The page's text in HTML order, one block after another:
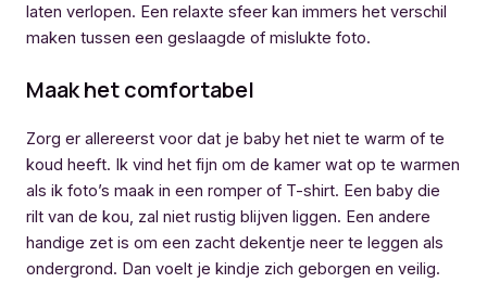
laten verlopen. Een relaxte sfeer kan immers het verschil
maken tussen een geslaagde of mislukte foto.
Maak het comfortabel
Zorg er allereerst voor dat je baby het niet te warm of te
koud heeft. Ik vind het fijn om de kamer wat op te warmen
als ik foto’s maak in een romper of T-shirt. Een baby die
rilt van de kou, zal niet rustig blijven liggen. Een andere
handige zet is om een zacht dekentje neer te leggen als
ondergrond. Dan voelt je kindje zich geborgen en veilig.